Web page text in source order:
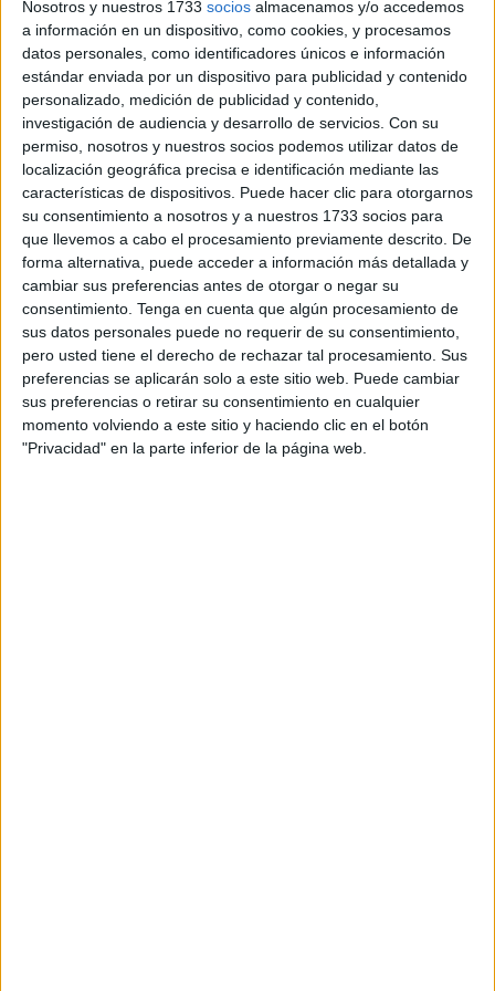
Nosotros y nuestros 1733 socios almacenamos y/o accedemos
a información en un dispositivo, como cookies, y procesamos
datos personales, como identificadores únicos e información
estándar enviada por un dispositivo para publicidad y contenido
personalizado, medición de publicidad y contenido,
investigación de audiencia y desarrollo de servicios. Con su
permiso, nosotros y nuestros socios podemos utilizar datos de
localización geográfica precisa e identificación mediante las
características de dispositivos. Puede hacer clic para otorgarnos
su consentimiento a nosotros y a nuestros 1733 socios para
que llevemos a cabo el procesamiento previamente descrito. De
forma alternativa, puede acceder a información más detallada y
cambiar sus preferencias antes de otorgar o negar su
consentimiento. Tenga en cuenta que algún procesamiento de
sus datos personales puede no requerir de su consentimiento,
pero usted tiene el derecho de rechazar tal procesamiento. Sus
preferencias se aplicarán solo a este sitio web. Puede cambiar
sus preferencias o retirar su consentimiento en cualquier
momento volviendo a este sitio y haciendo clic en el botón
"Privacidad" en la parte inferior de la página web.
Angosto Gómez-Castrillón, en la acción del día 22 del
pasado mes de agosto, reviste las siguientes
características médicas: «Herida por arma de fuego con
orificio de entrada en región parótida izquierda sin salida,
con proyectil alojado en región carótida derecha, habiendo
atravesado los conductos respiratorio y digestivo con
edema larigo-laringe agudo, de pronóstico Grave»
Falleciendo el día 2 de septiembre de 1924.